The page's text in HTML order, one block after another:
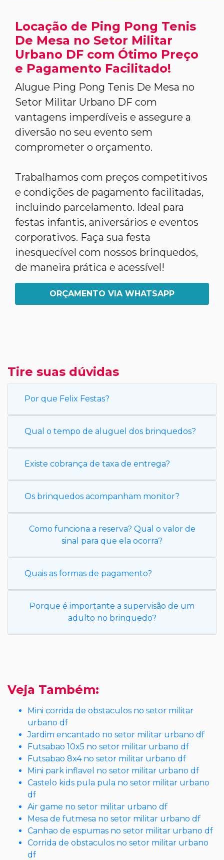
Locação de Ping Pong Tenis
De Mesa no Setor Militar
Urbano DF com Ótimo Preço
e Pagamento Facilitado!
Alugue Ping Pong Tenis De Mesa no
Setor Militar Urbano DF com
vantagens imperdíveis e assegure a
diversão no seu evento sem
comprometer o orçamento.
Trabalhamos com preços competitivos
e condições de pagamento facilitadas,
incluindo parcelamento. Ideal para
festas infantis, aniversários e eventos
corporativos. Faça sua festa
inesquecível com nossos brinquedos,
de maneira prática e acessível!
ORÇAMENTO VIA WHATSAPP
Tire suas dúvidas
Por que Felix Festas?
Qual o tempo de aluguel dos brinquedos?
Existe cobrança de taxa de entrega?
Os brinquedos acompanham monitor?
Como funciona a reserva? Qual o valor de
sinal para que ela ocorra?
Quais as formas de pagamento?
Porque é importante a supervisão de um
adulto no brinquedo?
Veja Também:
Mini corrida de obstaculos no setor militar
urbano df
Jardim encantado no setor militar urbano df
Futsabao 10x5 no setor militar urbano df
Futsabao 8x4 no setor militar urbano df
Mini park inflavel no setor militar urbano df
Castelo kids pula pula no setor militar urbano
df
Air game no setor militar urbano df
Mesa de futmesa no setor militar urbano df
Canhao de espumas no setor militar urbano df
Corrida de obstaculos no setor militar urbano
df